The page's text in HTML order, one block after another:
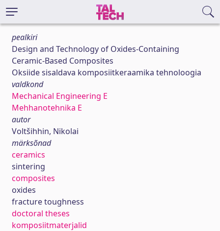
pealkiri
Design and Technology of Oxides-Containing
Ceramic-Based Composites
Oksiide sisaldava komposiitkeraamika tehnoloogia
valdkond
Mechanical Engineering E
Mehhanotehnika E
autor
Voltšihhin, Nikolai
märksõnad
ceramics
sintering
composites
oxides
fracture toughness
doctoral theses
komposiitmaterjalid